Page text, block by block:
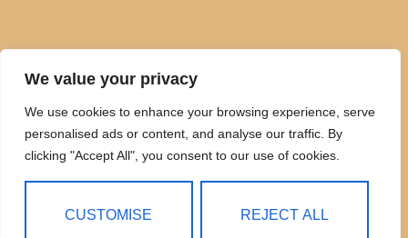
We value your privacy
We use cookies to enhance your browsing experience, serve
personalised ads or content, and analyse our traffic. By
clicking "Accept All", you consent to our use of cookies.
CUSTOMISE REJECT ALL
CONTACTO
615 505 289
ciclosdeusto@gmail.com